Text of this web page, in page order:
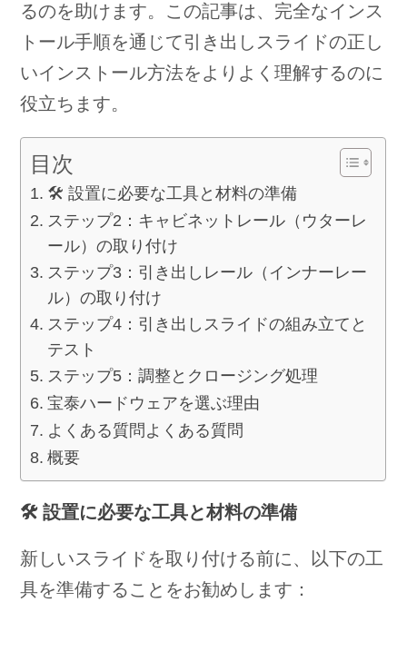
るのを助けます。この記事は、完全なインス
トール手順を通じて引き出しスライドの正し
いインストール方法をよりよく理解するのに
役立ちます。
目次
🛠️ 設置に必要な工具と材料の準備
ステップ2：キャビネットレール（ウターレ
ール）の取り付け
ステップ3：引き出しレール（インナーレー
ル）の取り付け
ステップ4：引き出しスライドの組み立てと
テスト
ステップ5：調整とクロージング処理
宝泰ハードウェアを選ぶ理由
よくある質問よくある質問
概要
🛠️ 設置に必要な工具と材料の準備
新しいスライドを取り付ける前に、以下の工
具を準備することをお勧めします：